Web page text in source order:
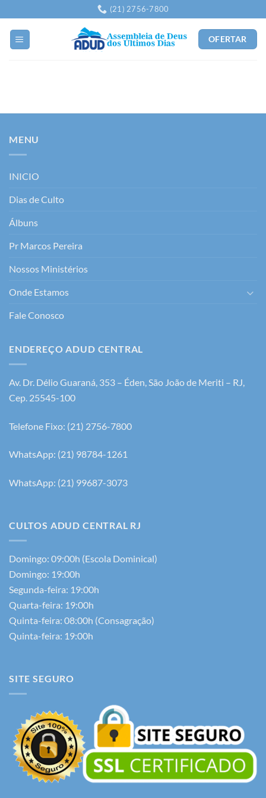
content
(21) 2756-7800
OFERTAR
MENU
INICIO
Dias de Culto
Álbuns
Pr Marcos Pereira
Nossos Ministérios
Onde Estamos
Fale Conosco
ENDEREÇO ADUD CENTRAL
Av. Dr. Délio Guaraná, 353 – Éden, São João de Meriti – RJ,
Cep. 25545-100
Telefone Fixo: (21) 2756-7800
WhatsApp: (21) 98784-1261
WhatsApp: (21) 99687-3073
CULTOS ADUD CENTRAL RJ
Domingo: 09:00h (Escola Dominical)
Domingo: 19:00h
Segunda-feira: 19:00h
Quarta-feira: 19:00h
Quinta-feira: 08:00h (Consagração)
Quinta-feira: 19:00h
SITE SEGURO